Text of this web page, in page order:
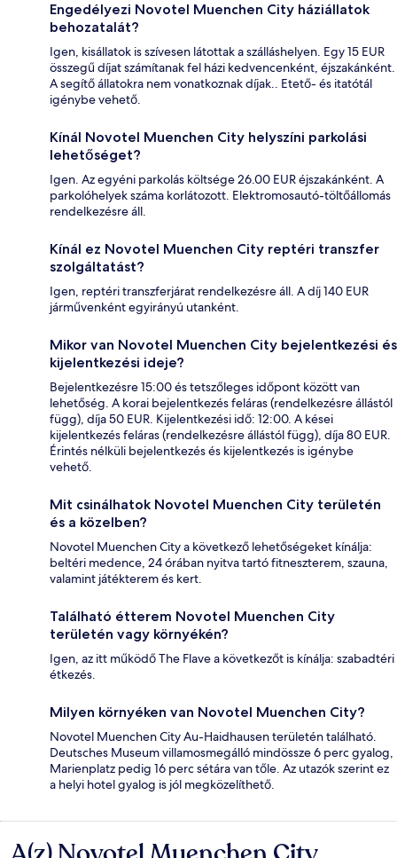
Engedélyezi Novotel Muenchen City háziállatok
behozatalát?
Igen, kisállatok is szívesen látottak a szálláshelyen. Egy 15 EUR
összegű díjat számítanak fel házi kedvencenként, éjszakánként.
A segítő állatokra nem vonatkoznak díjak.. Etető- és itatótál
igénybe vehető.
Kínál Novotel Muenchen City helyszíni parkolási
lehetőséget?
Igen. Az egyéni parkolás költsége 26.00 EUR éjszakánként. A
parkolóhelyek száma korlátozott. Elektromosautó-töltőállomás
rendelkezésre áll.
Kínál ez Novotel Muenchen City reptéri transzfer
szolgáltatást?
Igen, reptéri transzferjárat rendelkezésre áll. A díj 140 EUR
járművenként egyirányú utanként.
Mikor van Novotel Muenchen City bejelentkezési és
kijelentkezési ideje?
Bejelentkezésre 15:00 és tetszőleges időpont között van
lehetőség. A korai bejelentkezés feláras (rendelkezésre állástól
függ), díja 50 EUR. Kijelentkezési idő: 12:00. A kései
kijelentkezés feláras (rendelkezésre állástól függ), díja 80 EUR.
Érintés nélküli bejelentkezés és kijelentkezés is igénybe
vehető.
Mit csinálhatok Novotel Muenchen City területén
és a közelben?
Novotel Muenchen City a következő lehetőségeket kínálja:
beltéri medence, 24 órában nyitva tartó fitneszterem, szauna,
valamint játékterem és kert.
Található étterem Novotel Muenchen City
területén vagy környékén?
Igen, az itt működő The Flave a következőt is kínálja: szabadtéri
étkezés.
Milyen környéken van Novotel Muenchen City?
Novotel Muenchen City Au-Haidhausen területén található.
Deutsches Museum villamosmegálló mindössze 6 perc gyalog,
Marienplatz pedig 16 perc sétára van tőle. Az utazók szerint ez
a helyi hotel gyalog is jól megközelíthető.
Értékelések